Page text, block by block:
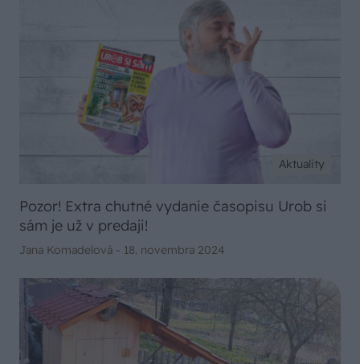
Aktuality
Pozor! Extra chutné vydanie časopisu Urob si
sám je už v predaji!
Jana Komadelová - 18. novembra 2024